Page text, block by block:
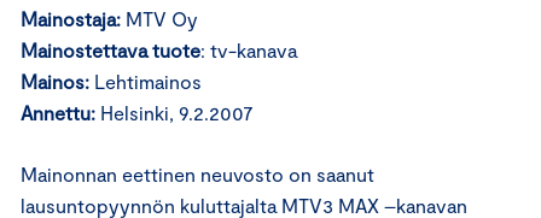
Mainostaja: MTV Oy
Mainostettava tuote: tv-kanava
Mainos: Lehtimainos
Annettu: Helsinki, 9.2.2007
Mainonnan eettinen neuvosto on saanut
lausuntopyynnön kuluttajalta MTV3 MAX –kanavan